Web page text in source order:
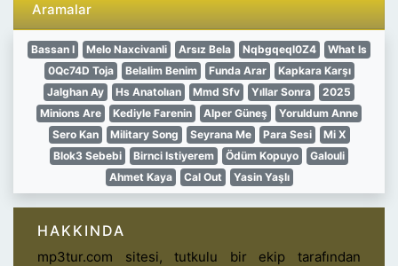
Aramalar
Bassan I Melo Naxcivanli Arsız Bela Nqbgqeql0Z4
What Is
0Qc74D Toja
Belalim Benim Funda Arar
Kapkara Karşı
Jalghan Ay
Hs Anatolıan Mmd Sfv Yıllar Sonra
2025
Minions Are
Kediyle Farenin Alper Güneş
Yoruldum Anne
Sero Kan
Military Song Seyrana Me Para Sesi
Mi X
Blok3 Sebebi
Birnci Istiyerem Ödüm Kopuyo
Galouli
Ahmet Kaya
Cal Out Yasin Yaşlı
HAKKINDA
mp3tur.com sitesi, tutkulu bir ekip tarafından